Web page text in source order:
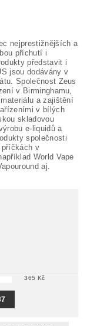
nejprestižnějších a
příchutí i
představit i
jsou dodávány v
Společnost Zeus
v Birminghamu,
a zajištění
v bílých
skladovou
e-liquidů a
společnosti
příčkách v
World Vape
aj.
365 Kč